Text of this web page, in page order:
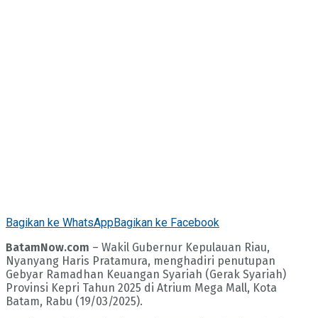
Bagikan ke WhatsAppBagikan ke Facebook
BatamNow.com – Wakil Gubernur Kepulauan Riau,
Nyanyang Haris Pratamura, menghadiri penutupan
Gebyar Ramadhan Keuangan Syariah (Gerak Syariah)
Provinsi Kepri Tahun 2025 di Atrium Mega Mall, Kota
Batam, Rabu (19/03/2025).